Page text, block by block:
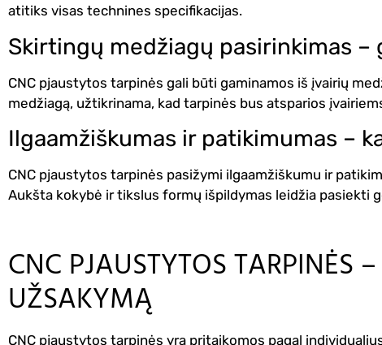
atitiks visas technines specifikacijas.
Skirtingų medžiagų pasirinkimas –
CNC pjaustytos tarpinės gali būti gaminamos iš įvairių
medžiagą, užtikrinama, kad tarpinės bus atsparios
Ilgaamžiškumas ir patikimumas –
CNC pjaustytos tarpinės pasižymi ilgaamžiškumu ir
Aukšta kokybė ir tikslus formų išpildymas leidžia pasiekti
CNC PJAUSTYTOS TARPINĖS
UŽSAKYMĄ
CNC pjaustytos tarpinės yra pritaikomos pagal